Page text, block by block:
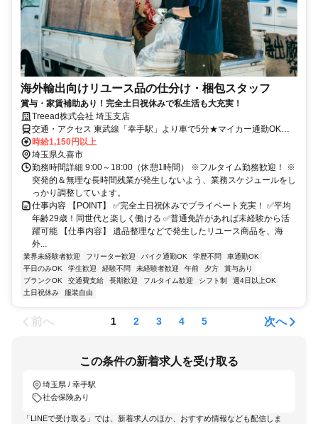
海外輸出向けリユース品の仕分け・梱包スタッフ
賞与・家賃補助あり！完全土日祝休みで私生活も大充実！
Treead株式会社 埼玉支店
交通・アクセス 東武線「幸手駅」より車で5分★マイカー通勤OK／
無料駐車場完備★バイク通勤OK★自転車通勤OK
時給1,150円以上
埼玉県久喜市
勤務時間詳細 9:00～18:00（休憩1時間） ※フルタイム勤務歓迎！ ※
突発的＆無理な長時間残業が発生しないよう、業務スケジュールをし
っかり調整しています。
仕事内容 【POINT】 ✅完全土日祝休みでプライベート充実！ ✅平均
年齢29歳！同世代と楽しく働ける ✅普通免許があれば未経験から活
躍可能 【仕事内容】 遺品整理などで発生したリユース商品を、海
外...
業界未経験者歓迎 フリーター歓迎 バイク通勤OK 学歴不問
車通勤OK
平日のみOK
学生歓迎 経験不問 未経験者歓迎 午前 夕方
賞与あり
ブランクOK
交通費支給 長期歓迎 フルタイム歓迎 シフト制
週4日以上OK
土日祝休み
服装自由
前へ 1 2 3 4 5 次へ
この条件の新着求人を受け取る
埼玉県 / 幸手駅
社会保険あり
「LINEで受け取る」では、新着求人のほか、おすすめ情報なども配信しま